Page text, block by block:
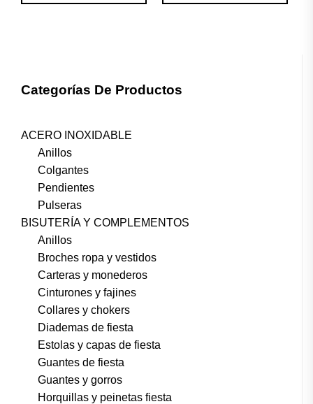
Categorías De Productos
ACERO INOXIDABLE
Anillos
Colgantes
Pendientes
Pulseras
BISUTERÍA Y COMPLEMENTOS
Anillos
Broches ropa y vestidos
Carteras y monederos
Cinturones y fajines
Collares y chokers
Diademas de fiesta
Estolas y capas de fiesta
Guantes de fiesta
Guantes y gorros
Horquillas y peinetas fiesta